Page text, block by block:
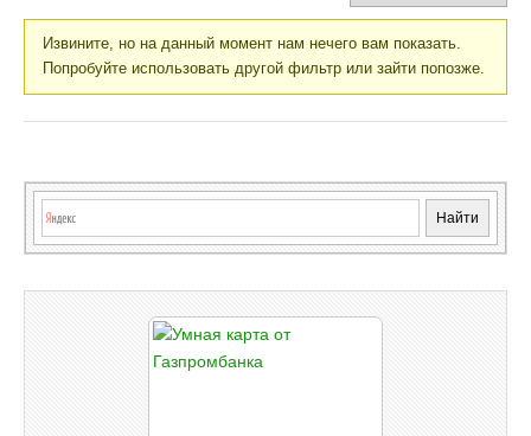
Извините, но на данный момент нам нечего вам показать.
Попробуйте использовать другой фильтр или зайти попозже.